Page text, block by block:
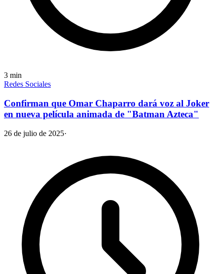
3 min
Redes Sociales
Confirman que Omar Chaparro dará voz al Joker
en nueva película animada de "Batman Azteca"
26 de julio de 2025·